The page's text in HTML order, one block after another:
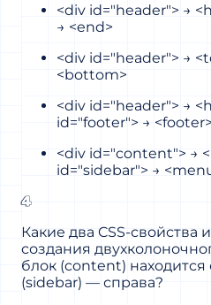
<div id="header"> →
→ <end>
<div id="header"> →
<bottom>
<div id="header"> →
id="footer"> →
<div id="content"> →
id="sidebar"> →
4
Какие два CSS-свойства
создания
блок (content) находится
(sidebar) — справа?